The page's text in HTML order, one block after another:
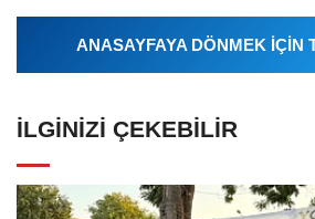
ANASAYFAYA DÖNMEK İÇİN
İLGINIZI ÇEKEBILIR